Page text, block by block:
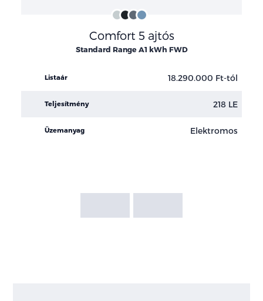
White
Black
GreyQing
Comfort 5 ajtós
Standard Range A1 kWh FWD
Listaár 18.290.000 Ft-tól
Teljesítmény 218 LE
Üzemanyag Elektromos